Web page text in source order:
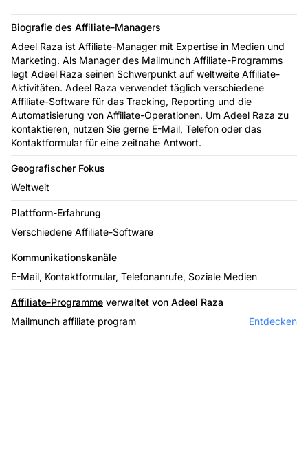
Biografie des Affiliate-Managers
Adeel Raza ist Affiliate-Manager mit Expertise in Medien und
Marketing. Als Manager des Mailmunch Affiliate-Programms
legt Adeel Raza seinen Schwerpunkt auf weltweite Affiliate-
Aktivitäten. Adeel Raza verwendet täglich verschiedene
Affiliate-Software für das Tracking, Reporting und die
Automatisierung von Affiliate-Operationen. Um Adeel Raza zu
kontaktieren, nutzen Sie gerne E-Mail, Telefon oder das
Kontaktformular für eine zeitnahe Antwort.
Geografischer Fokus
Weltweit
Plattform-Erfahrung
Verschiedene Affiliate-Software
Kommunikationskanäle
E-Mail, Kontaktformular, Telefonanrufe, Soziale Medien
Affiliate-Programme verwaltet von Adeel Raza
Mailmunch affiliate program
Entdecken